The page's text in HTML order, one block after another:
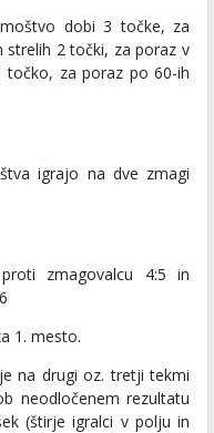
dobi 3 točke, za
strelih 2 točki, za poraz v
točko, za poraz po 60-ih
igrajo na dve zmagi
zmagovalcu 4:5 in
1. mesto.
na drugi oz. tretji tekmi
neodločenem rezultatu
(štirje igralci v polju in